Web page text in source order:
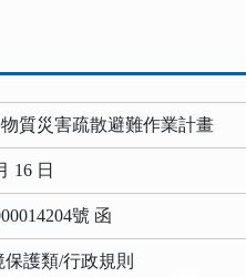
質災害疏散避難作業計畫
16 日
號 函
護類/行政規則